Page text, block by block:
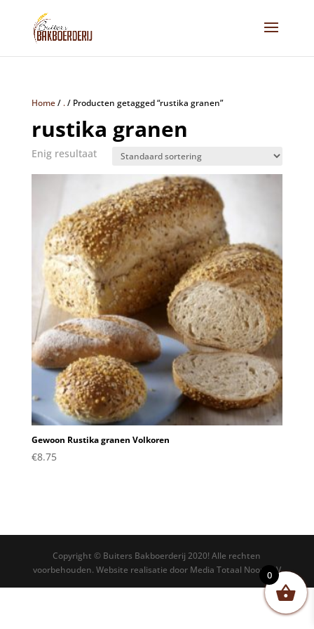
Home/ ./ Producten getagged “rustika granen”
rustika granen
Enig resultaat
Gewoon Rustika granen Volkoren
€8.75
Copyright © Buiters Bakboerderij 2020! Alle rechten
voorbehouden. Website realisatie door Media Totaal Noord BV
0